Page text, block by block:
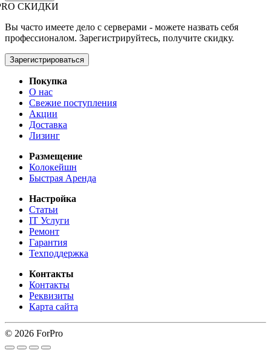
СКИДКИ
Вы часто имеете дело с серверами - можете назвать себя
профессионалом. Зарегистрируйтесь, получите скидку.
Зарегистрироваться
Покупка
О нас
Свежие поступления
Акции
Доставка
Лизинг
Размещение
Колокейшн
Быстрая Аренда
Настройка
Статьи
IT Услуги
Ремонт
Гарантия
Техподдержка
Контакты
Контакты
Реквизиты
Карта сайта
© 2026 ForPro